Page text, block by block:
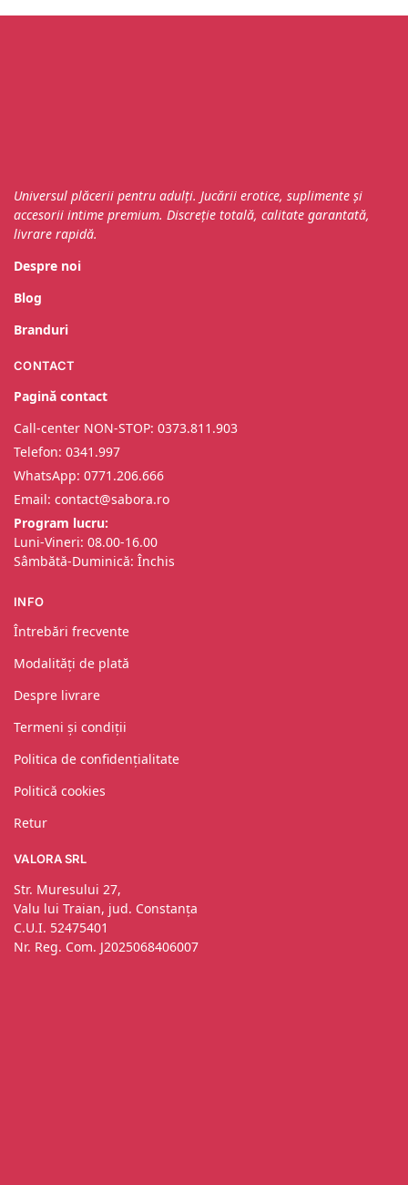
Universul plăcerii pentru adulți. Jucării erotice, suplimente și
accesorii intime premium. Discreție totală, calitate garantată,
livrare rapidă.
Despre noi
Blog
Branduri
CONTACT
Pagină contact
Call-center NON-STOP: 0373.811.903
Telefon: 0341.997
WhatsApp: 0771.206.666
Email: contact@sabora.ro
Program lucru:
Luni-Vineri: 08.00-16.00
Sâmbătă-Duminică: Închis
INFO
Întrebări frecvente
Modalități de plată
Despre livrare
Termeni și condiții
Politica de confidențialitate
Politică cookies
Retur
VALORA SRL
Str. Muresului 27,
Valu lui Traian, jud. Constanța
C.U.I. 52475401
Nr. Reg. Com. J2025068406007